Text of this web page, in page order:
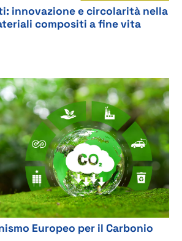
innovazione e circolarità nella
compositi a fine vita
Europeo per il Carbonio